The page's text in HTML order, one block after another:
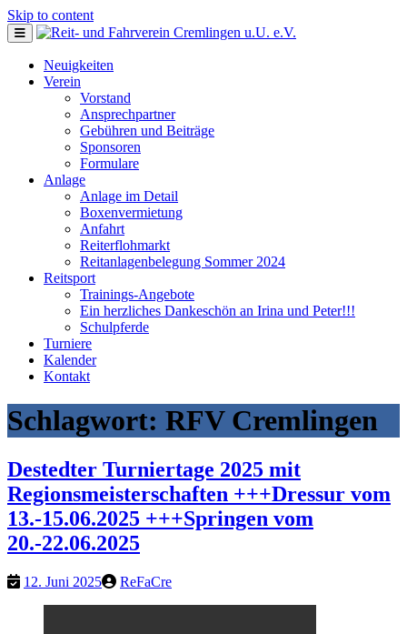
Skip to content
Neuigkeiten
Verein
Vorstand
Ansprechpartner
Gebühren und Beiträge
Sponsoren
Formulare
Anlage
Anlage im Detail
Boxenvermietung
Anfahrt
Reiterflohmarkt
Reitanlagenbelegung Sommer 2024
Reitsport
Trainings-Angebote
Ein herzliches Dankeschön an Irina und Peter!!!
Schulpferde
Turniere
Kalender
Kontakt
Schlagwort: RFV Cremlingen
Destedter Turniertage 2025 mit
Regionsmeisterschaften +++Dressur vom
13.-15.06.2025 +++Springen vom
20.-22.06.2025
12. Juni 2025 ReFaCre